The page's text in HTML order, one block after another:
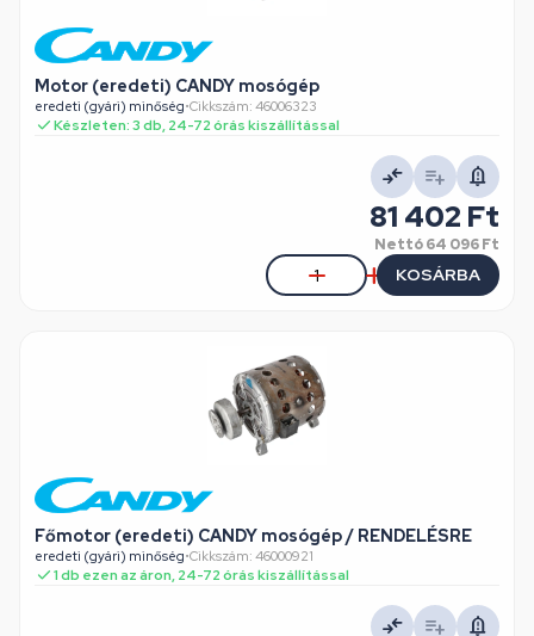
Motor (eredeti) CANDY mosógép
eredeti (gyári) minőség•Cikkszám: 46006323
Készleten: 3 db, 24-72 órás kiszállítással
81 402 Ft
Nettó64 096 Ft
KOSÁRBA
Főmotor (eredeti) CANDY mosógép / RENDELÉSRE
eredeti (gyári) minőség•Cikkszám: 46000921
1 db ezen az áron, 24-72 órás kiszállítással